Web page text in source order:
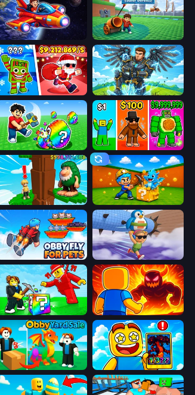
Obby Space Challenge: Starships Brainrot Tower Defence
Plants vs Brain Zombies Obby: Pull a Sword
Break a Lucky Egg Brainrots Obby Brainrot Merge
Steal Beanstalk for Brainrots Escape Cave For Brainrot
Obby Fly For Pets BrainZombie Log Escape
Obby: Legendary Dragon
Obby Yard Sale Obby Cards: The Legend Hunt